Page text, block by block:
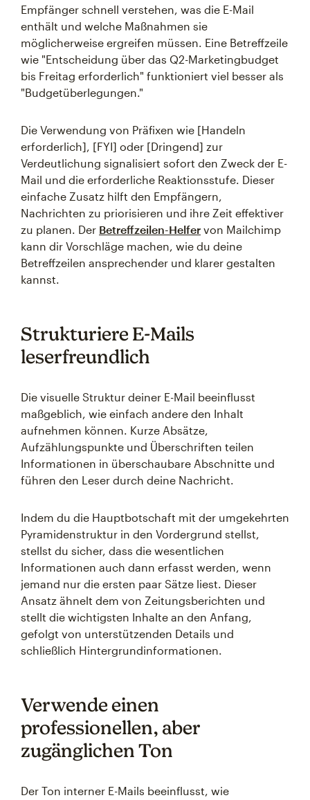
Empfänger schnell verstehen, was die E-Mail
enthält und welche Maßnahmen sie
möglicherweise ergreifen müssen. Eine Betreffzeile
wie "Entscheidung über das Q2-Marketingbudget
bis Freitag erforderlich" funktioniert viel besser als
"Budgetüberlegungen."
Die Verwendung von Präfixen wie [Handeln
erforderlich], [FYI] oder [Dringend] zur
Verdeutlichung signalisiert sofort den Zweck der E-
Mail und die erforderliche Reaktionsstufe. Dieser
einfache Zusatz hilft den Empfängern,
Nachrichten zu priorisieren und ihre Zeit effektiver
zu planen. Der Betreffzeilen-Helfer von Mailchimp
kann dir Vorschläge machen, wie du deine
Betreffzeilen ansprechender und klarer gestalten
kannst.
Strukturiere E-Mails
leserfreundlich
Die visuelle Struktur deiner E-Mail beeinflusst
maßgeblich, wie einfach andere den Inhalt
aufnehmen können. Kurze Absätze,
Aufzählungspunkte und Überschriften teilen
Informationen in überschaubare Abschnitte und
führen den Leser durch deine Nachricht.
Indem du die Hauptbotschaft mit der umgekehrten
Pyramidenstruktur in den Vordergrund stellst,
stellst du sicher, dass die wesentlichen
Informationen auch dann erfasst werden, wenn
jemand nur die ersten paar Sätze liest. Dieser
Ansatz ähnelt dem von Zeitungsberichten und
stellt die wichtigsten Inhalte an den Anfang,
gefolgt von unterstützenden Details und
schließlich Hintergrundinformationen.
Verwende einen
professionellen, aber
zugänglichen Ton
Der Ton interner E-Mails beeinflusst, wie